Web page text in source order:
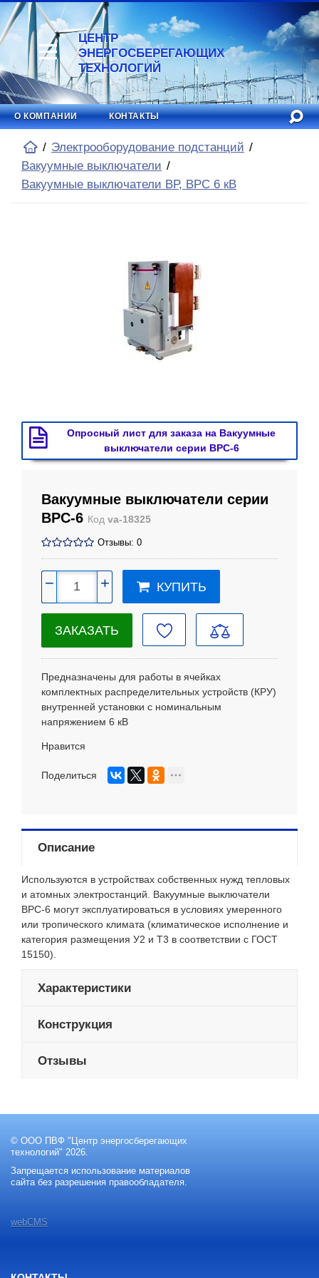
ЦЕНТР
ЭНЕРГОСБЕРЕГАЮЩИХ
ТЕХНОЛОГИЙ
О КОМПАНИИ КОНТАКТЫ
Электрооборудование подстанций
Вакуумные выключатели
Вакуумные выключатели ВР, ВРС 6 кВ
Опросный лист для заказа на Вакуумные
выключатели серии ВРС-6
Вакуумные выключатели серии
ВРС-6 Код va-18325
Отзывы: 0
− + КУПИТЬ
ЗАКАЗАТЬ
Предназначены для работы в ячейках
комплектных распределительных устройств (КРУ)
внутренней установки с номинальным
напряжением 6 кВ
Нравится
Поделиться
Описание
Используются в устройствах собственных нужд тепловых
и атомных электростанций. Вакуумные выключатели
ВРС-6 могут эксплуатироваться в условиях умеренного
или тропического климата (климатическое исполнение и
категория размещения У2 и Т3 в соответствии с ГОСТ
15150).
Характеристики
Конструкция
Отзывы
© ООО ПВФ "Центр энергосберегающих
технологий" 2026.
Запрещается использование материалов
сайта без разрешения правообладателя.
webCMS